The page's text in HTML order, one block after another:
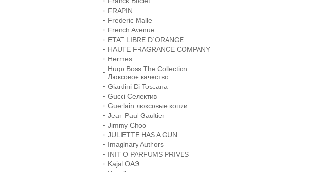
FRAPIN
Frederic Malle
French Avenue
ETAT LIBRE D`ORANGE
HAUTE FRAGRANCE COMPANY
Hermes
Hugo Boss The Collection
Люксовое качество
Giardini Di Toscana
Gucci Селектив
Guerlain люксовые копии
Jean Paul Gaultier
Jimmy Choo
JULIETTE HAS A GUN
Imaginary Authors
INITIO PARFUMS PRIVES
Kajal ОАЭ